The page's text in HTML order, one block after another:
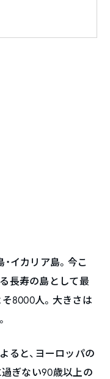
イカリア島。今こ
長寿の島として最
8000人。大きさは
ると、ヨーロッパの
ぎない90歳以上の